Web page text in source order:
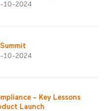
10-2024
10-2024
– Key Lessons
Launch